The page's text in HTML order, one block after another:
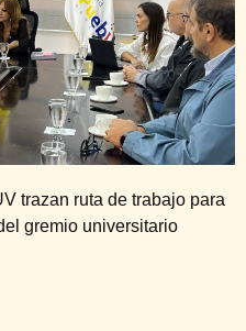
trazan ruta de trabajo para
gremio universitario